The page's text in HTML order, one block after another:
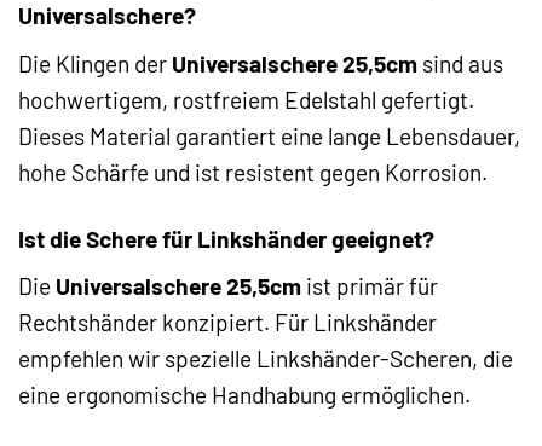
Universalschere?
Die Klingen der Universalschere 25,5cm sind aus
hochwertigem, rostfreiem Edelstahl gefertigt.
Dieses Material garantiert eine lange Lebensdauer,
hohe Schärfe und ist resistent gegen Korrosion.
Ist die Schere für Linkshänder geeignet?
Die Universalschere 25,5cm ist primär für
Rechtshänder konzipiert. Für Linkshänder
empfehlen wir spezielle Linkshänder-Scheren, die
eine ergonomische Handhabung ermöglichen.